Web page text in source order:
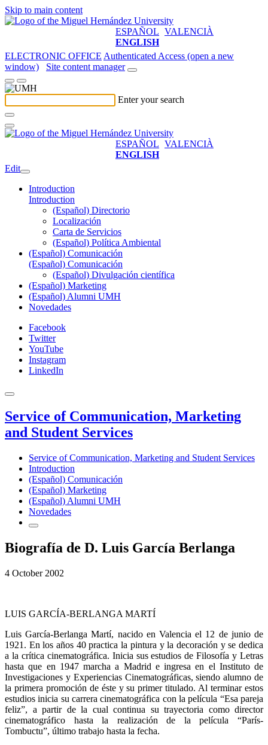
Skip to main content
ESPAÑOL VALENCIÀ
ENGLISH
ELECTRONIC OFFICE Authenticated Access (open a new
window)
Site content manager
Enter your search
ESPAÑOL VALENCIÀ
ENGLISH
Edit
Introduction
Introduction
(Español) Directorio
Localización
Carta de Servicios
(Español) Política Ambiental
(Español) Comunicación
(Español) Comunicación
(Español) Divulgación científica
(Español) Marketing
(Español) Alumni UMH
Novedades
Facebook
Twitter
YouTube
Instagram
LinkedIn
Service of Communication, Marketing
and Student Services
Service of Communication, Marketing and Student Services
Introduction
(Español) Comunicación
(Español) Marketing
(Español) Alumni UMH
Novedades
Biografía de D. Luis García Berlanga
4 October 2002
LUIS GARCÍA-BERLANGA MARTÍ
Luis García-Berlanga Martí, nacido en Valencia el 12 de junio de
1921. En los años 40 practica la pintura y la decoración y se dedica
a la crítica cinematográfica. Inicia sus estudios de Filosofía y Letras
hasta que en 1947 marcha a Madrid e ingresa en el Instituto de
Investigaciones y Experiencias Cinematográficas, siendo alumno de
la primera promoción de éste y su primer titulado. Al terminar estos
estudios inicia su carrera cinematográfica con la película “Esa pareja
feliz”, a partir de la cual continua su trayectoria como director
cinematográfico hasta la realización de la película “París-
Tombuctu”, último trabajo hasta la fecha.